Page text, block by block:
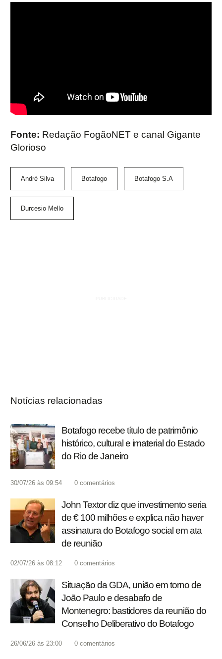
Fonte: Redação FogãoNET e canal Gigante
Glorioso
André Silva Botafogo Botafogo S.A
Durcesio Mello
Notícias relacionadas
Botafogo recebe título de patrimônio
histórico, cultural e imaterial do Estado
do Rio de Janeiro
30/07/26 às 09:54 0 comentários
John Textor diz que investimento seria
de € 100 milhões e explica não haver
assinatura do Botafogo social em ata
de reunião
02/07/26 às 08:12 0 comentários
Situação da GDA, união em torno de
João Paulo e desabafo de
Montenegro: bastidores da reunião do
Conselho Deliberativo do Botafogo
26/06/26 às 23:00 0 comentários